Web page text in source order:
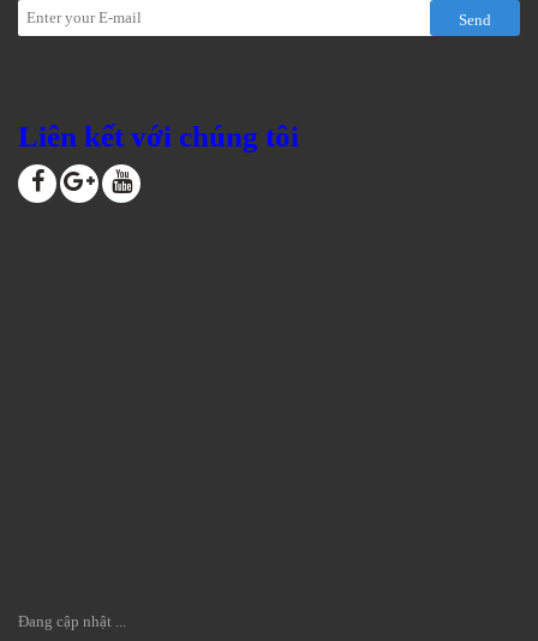
Send
Liên kết với chúng tôi
Đang cập nhật ...